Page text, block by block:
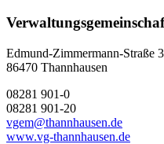
Edmund-Zimmermann-Straße 3
86470 Thannhausen
08281 901-0
08281 901-20
vgem@thannhausen.de
www.vg-thannhausen.de